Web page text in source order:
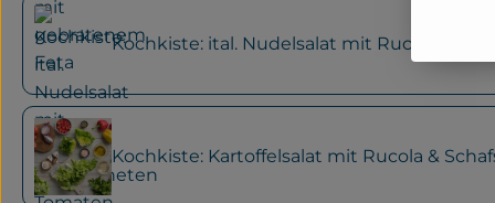
Kochkiste: ital. Nudelsalat mit Rucola &
Kochkiste: Kartoffelsalat mit Rucola &